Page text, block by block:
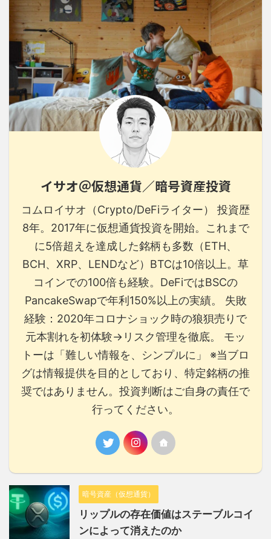
イサオ＠仮想通貨／暗号資産投資
コムロイサオ（Crypto/DeFiライター） 投資歴
8年。2017年に仮想通貨投資を開始。これまで
に5倍超えを達成した銘柄も多数（ETH、
BCH、XRP、LENDなど）BTCは10倍以上。草
コインでの100倍も経験。DeFiではBSCの
PancakeSwapで年利150%以上の実績。 失敗
経験：2020年コロナショック時の狼狽売りで
元本割れを初体験→リスク管理を徹底。 モッ
トーは「難しい情報を、シンプルに」 ※当ブロ
グは情報提供を目的としており、特定銘柄の推
奨ではありません。投資判断はご自身の責任で
行ってください。
暗号資産（仮想通貨）
リップルの存在価値はステーブルコイ
ンによって消えたのか